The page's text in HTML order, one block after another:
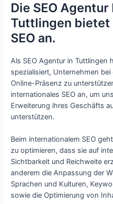
Die SEO Agentur
Tuttlingen
SEO an.
Als SEO Agentur in Tuttlingen
spezialisiert, Unternehmen
Online-Präsenz zu
internationales SEO an, um
Erweiterung ihres Geschäfts
unterstützen.
Beim internationalem SEO
zu optimieren, dass sie auf
Sichtbarkeit und Reichweite
anderem die Anpassung der
Sprachen und Kulturen,
sowie die Optimierung von